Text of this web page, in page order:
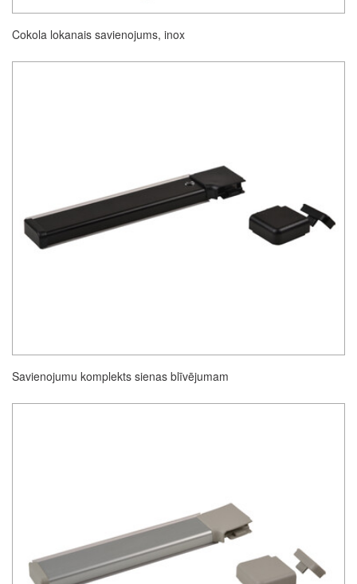
Cokola lokanais savienojums, inox
Savienojumu komplekts sienas blīvējumam